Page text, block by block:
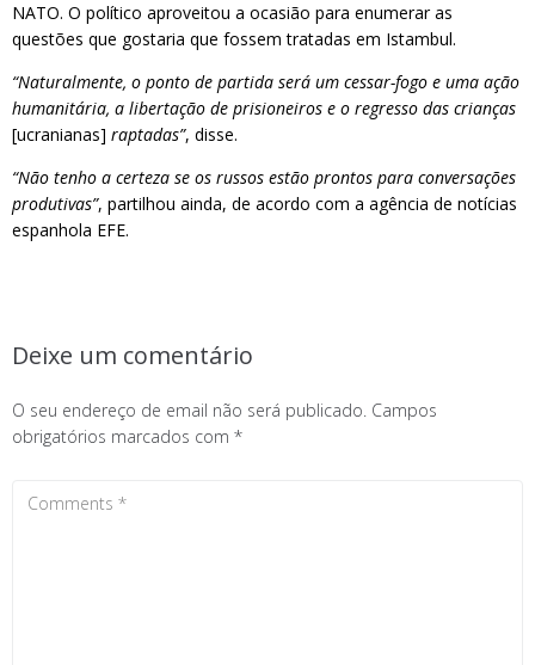
NATO. O político aproveitou a ocasião para enumerar as
questões que gostaria que fossem tratadas em Istambul.
“Naturalmente, o ponto de partida será um cessar-fogo e uma ação
humanitária, a libertação de prisioneiros e o regresso das crianças
[ucranianas] raptadas”, disse.
“Não tenho a certeza se os russos estão prontos para conversações
produtivas”, partilhou ainda, de acordo com a agência de notícias
espanhola EFE.
Deixe um comentário
O seu endereço de email não será publicado. Campos
obrigatórios marcados com *